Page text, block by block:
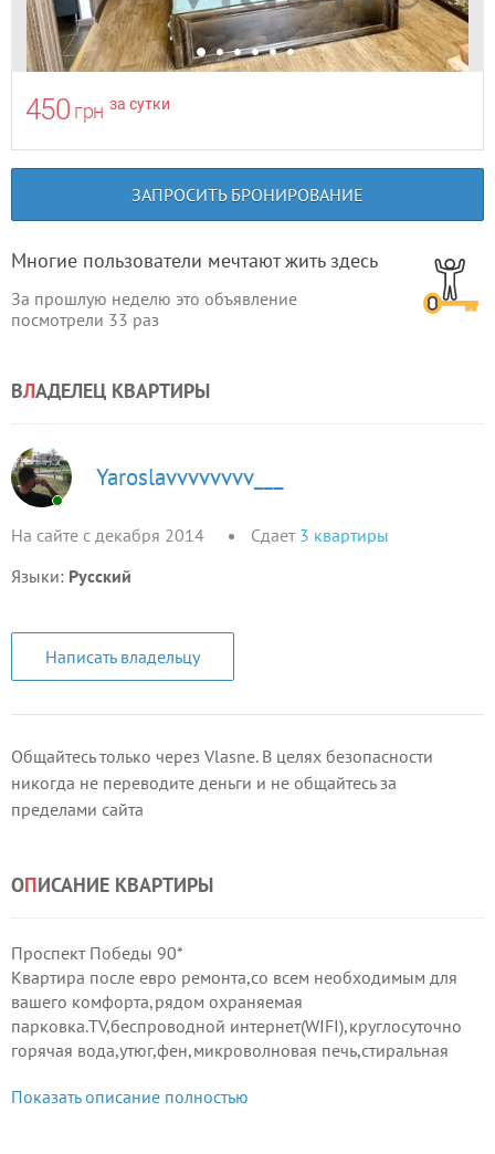
450 грн за сутки
ЗАПРОСИТЬ БРОНИРОВАНИЕ
Многие пользователи мечтают жить здесь
За прошлую неделю это объявление
посмотрели 33 раз
ВЛАДЕЛЕЦ КВАРТИРЫ
Yaroslavvvvvvvv___
На сайте с декабря 2014 Сдает 3 квартиры
Языки: Русский
Написать владельцу
Общайтесь только через Vlasne. В целях безопасности
никогда не переводите деньги и не общайтесь за
пределами сайта
ОПИСАНИЕ КВАРТИРЫ
Проспект Победы 90*
Квартира после евро ремонта,со всем необходимым для
вашего комфорта,рядом охраняемая
парковка.TV,беспроводной интернет(WIFI),круглосуточно
горячая вода,утюг,фен,микроволновая печь,стиральная
принадлежности,посуда.В квартире всегда чисто,уютно и
Показать описание полностью